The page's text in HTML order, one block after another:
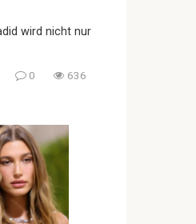
wird nicht nur
0 636